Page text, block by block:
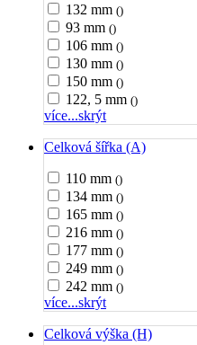
132 mm ()
93 mm ()
106 mm ()
130 mm ()
150 mm ()
122, 5 mm ()
více...skrýt
Celková šířka (A)
110 mm ()
134 mm ()
165 mm ()
216 mm ()
177 mm ()
249 mm ()
242 mm ()
více...skrýt
Celková výška (H)